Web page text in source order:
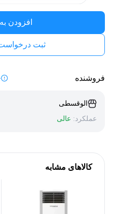
افزودن
ثبت
فروشنده
الوقسطی
عملکرد: عالی
کالاهای مشابه